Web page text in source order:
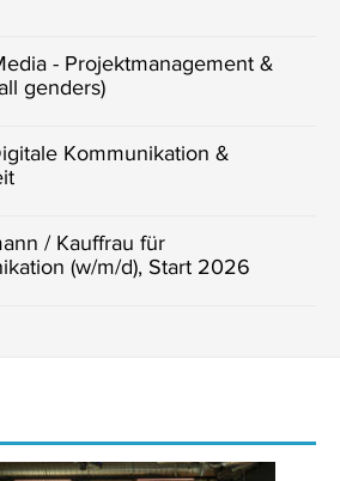
- Projektmanagement &
genders)
Kommunikation &
/ Kauffrau für
(w/m/d), Start 2026